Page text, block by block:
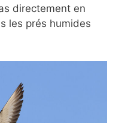
directement en
les prés humides